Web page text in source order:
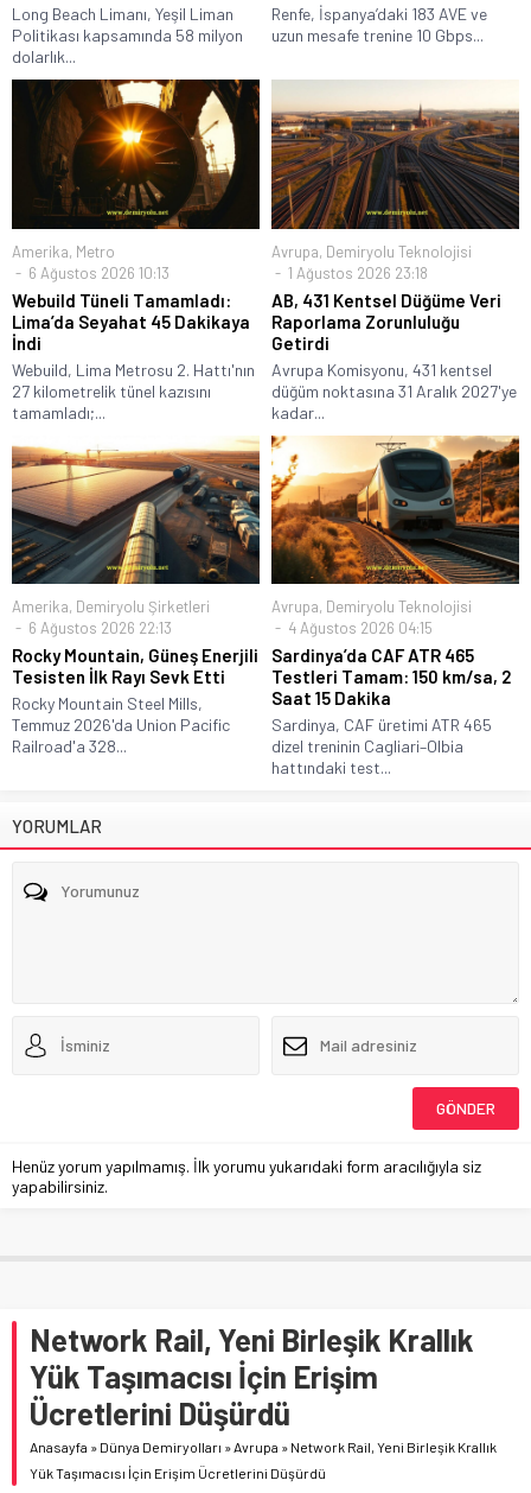
Long Beach Limanı, Yeşil Liman
Politikası kapsamında 58 milyon
dolarlık...
Renfe, İspanya’daki 183 AVE ve
uzun mesafe trenine 10 Gbps...
Amerika, Metro
6 Ağustos 2026 10:13
Webuild Tüneli Tamamladı:
Lima’da Seyahat 45 Dakikaya
İndi
Webuild, Lima Metrosu 2. Hattı'nın
27 kilometrelik tünel kazısını
tamamladı;...
Avrupa, Demiryolu Teknolojisi
1 Ağustos 2026 23:18
AB, 431 Kentsel Düğüme Veri
Raporlama Zorunluluğu
Getirdi
Avrupa Komisyonu, 431 kentsel
düğüm noktasına 31 Aralık 2027'ye
kadar...
Amerika, Demiryolu Şirketleri
6 Ağustos 2026 22:13
Rocky Mountain, Güneş Enerjili
Tesisten İlk Rayı Sevk Etti
Rocky Mountain Steel Mills,
Temmuz 2026'da Union Pacific
Railroad'a 328...
Avrupa, Demiryolu Teknolojisi
4 Ağustos 2026 04:15
Sardinya’da CAF ATR 465
Testleri Tamam: 150 km/sa, 2
Saat 15 Dakika
Sardinya, CAF üretimi ATR 465
dizel treninin Cagliari–Olbia
hattındaki test...
YORUMLAR
Henüz yorum yapılmamış. İlk yorumu yukarıdaki form aracılığıyla siz
yapabilirsiniz.
Network Rail, Yeni Birleşik Krallık
Yük Taşımacısı İçin Erişim
Ücretlerini Düşürdü
Anasayfa » Dünya Demiryolları »Avrupa » Network Rail, Yeni Birleşik Krallık
Yük Taşımacısı İçin Erişim Ücretlerini Düşürdü